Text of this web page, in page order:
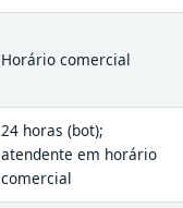
Horário comercial
24 horas (bot);
atendente em horário
comercial